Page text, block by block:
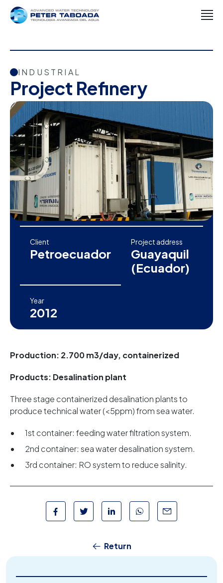
INDUSTRIAL
Project Refinery
Client
Petroecuador
Project address
Guayaquil
(Ecuador)
Year
2012
Production: 2.700 m3/day, containerized
Products: Desalination plant
Three stage containerized desalination plants to
produce technical water (<5ppm) from sea water.
1st container: feeding water filtration system.
2nd container: sea water desalination system.
3rd container: RO system to reduce salinity.
Return